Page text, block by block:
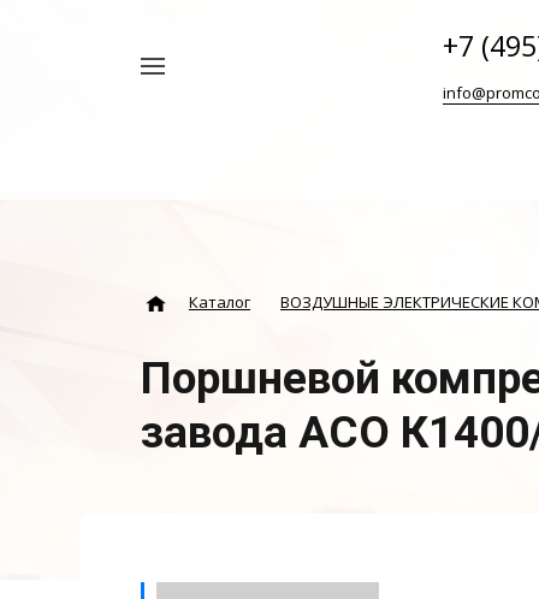
+7
Каталог ВОЗДУШНЫЕ ЭЛЕКТРИЧЕСКИЕ
Поршневой
завода АСО